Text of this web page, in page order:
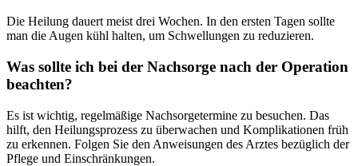
Die Heilung dauert meist drei Wochen. In den ersten Tagen sollte
man die Augen kühl halten, um Schwellungen zu reduzieren.
Was sollte ich bei der Nachsorge nach der Operation
beachten?
Es ist wichtig, regelmäßige Nachsorgetermine zu besuchen. Das
hilft, den Heilungsprozess zu überwachen und Komplikationen früh
zu erkennen. Folgen Sie den Anweisungen des Arztes bezüglich der
Pflege und Einschränkungen.